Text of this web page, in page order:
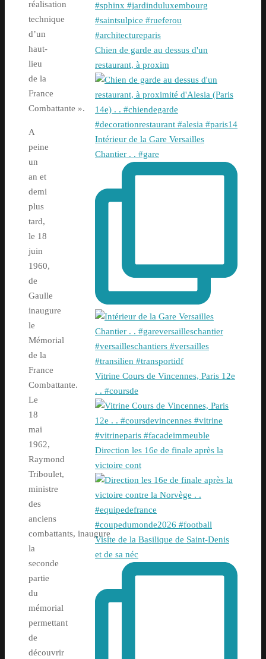
réalisation
technique
d’un
haut-
lieu
de la
France
Combattante ».
A
peine
un
an et
demi
plus
tard,
le 18
juin
1960,
de
Gaulle
inaugure
le
Mémorial
de la
France
Combattante.
Le
18
mai
1962,
Raymond
Triboulet,
ministre
des
anciens
combattants, inaugure
la
seconde
partie
du
mémorial
permettant
de
découvrir
Chien de garde au dessus d'un
restaurant, à proxim
Intérieur de la Gare Versailles
Chantier . . #gare
Vitrine Cours de Vincennes, Paris 12e
. . #coursde
Direction les 16e de finale après la
victoire cont
Visite de la Basilique de Saint-Denis
et de sa néc